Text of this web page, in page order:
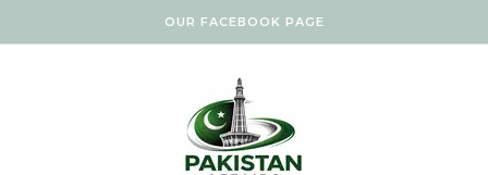
OUR FACEBOOK PAGE